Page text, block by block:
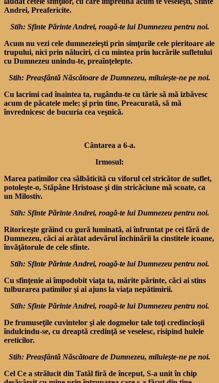
Andrei, Preafericite.
Stih: Sfinte Părinte Andrei, roagă-te lui Dumnezeu pentru noi.
Acum nu vezi cele dumnezeieşti prin simţurile cele pieritoare ale
trupului, nici prin năluciri, ci cu mintea prin lucrările sufletului
cu Dumnezeu unindu-te, preaînţelepte.
Stih: Preasfântă Născătoare de Dumnezeu, miluieşte-ne pe noi.
Cu lacrimi cad înaintea ta, rugându-te cu tărie să mă izbăvesc
acum de păcatele mele; şi prin tine, Preacurată, să mă
învrednicesc de bucuria cea veşnică.
Cântarea a 6-a.
Irmosul:
Marea patimilor cea sălbăticită cu viforul cel stricător de suflet,
potoleşte-o, Stăpâne Hristoase şi din stricăciune mă scoate, ca
un Milostiv.
Stih: Sfinte Părinte Andrei, roagă-te lui Dumnezeu pentru noi.
Ritoriceşte grăind cu gură luminată, ai înfruntat pe cei fără de
Dumnezeu, căci ai arătat adevărul închinării la cinstitele icoane,
învăţătorule de cele sfinte.
Stih: Sfinte Părinte Andrei, roagă-te lui Dumnezeu pentru noi.
Cu sfinţenie ai împodobit viaţa ta, mărite părinte, căci ai stins
tulburarea patimilor şi ai ajuns la viaţa nepătimirii.
Stih: Sfinte Părinte Andrei, roagă-te lui Dumnezeu pentru noi.
De frumuseţile cuvintelor şi ale dogmelor tale toţi credincioşii
îndulcindu-se, cu dreaptă credinţă se veselesc, risipind hulele
ereticilor.
Stih: Preasfântă Născătoare de Dumnezeu, miluieşte-ne pe noi.
Cel Ce a strălucit din Tatăl firă de început, S-a unit în chip